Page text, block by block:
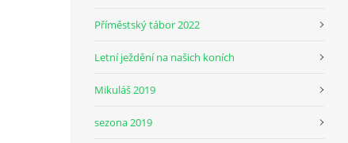
Příměstský tábor 2022
Letní ježdění na našich koních
Mikuláš 2019
sezona 2019